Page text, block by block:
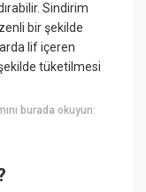
Sindirim
bir şekilde
lif içeren
tüketilmesi
burada okuyun: